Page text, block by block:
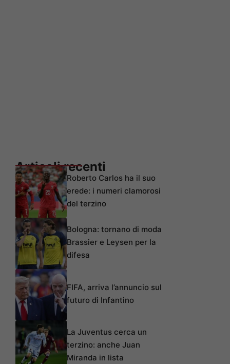
Articoli recenti
Roberto Carlos ha il suo
erede: i numeri clamorosi
del terzino
Bologna: tornano di moda
Brassier e Leysen per la
difesa
FIFA, arriva l’annuncio sul
futuro di Infantino
La Juventus cerca un
terzino: anche Juan
Miranda in lista